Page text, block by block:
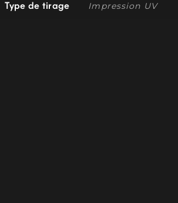
Type de tirage Impression UV